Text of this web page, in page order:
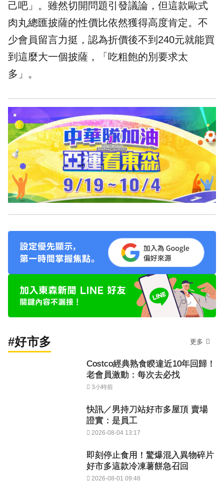
己吧」。雖然切開問題引發議論，但這款歐式
肉丸總匯披薩的性價比依然獲得高度肯定。不
少會員留言力挺，認為折價後不到240元就能買
到這麼大一個披薩，「吃粗飽的別要求太
多」。
#好市多 更多
Costco經典熟食睽違近10年回歸！
老會員激動：每次去必找
3小時前
快訊／男持刀站好市多屋頂 賣場
證實：是員工
2026-08-04 13:17
即刻停止食用！驚爆混入異物碎片
好市多這款冷凍薯餅急召回
2026-08-01 09:48